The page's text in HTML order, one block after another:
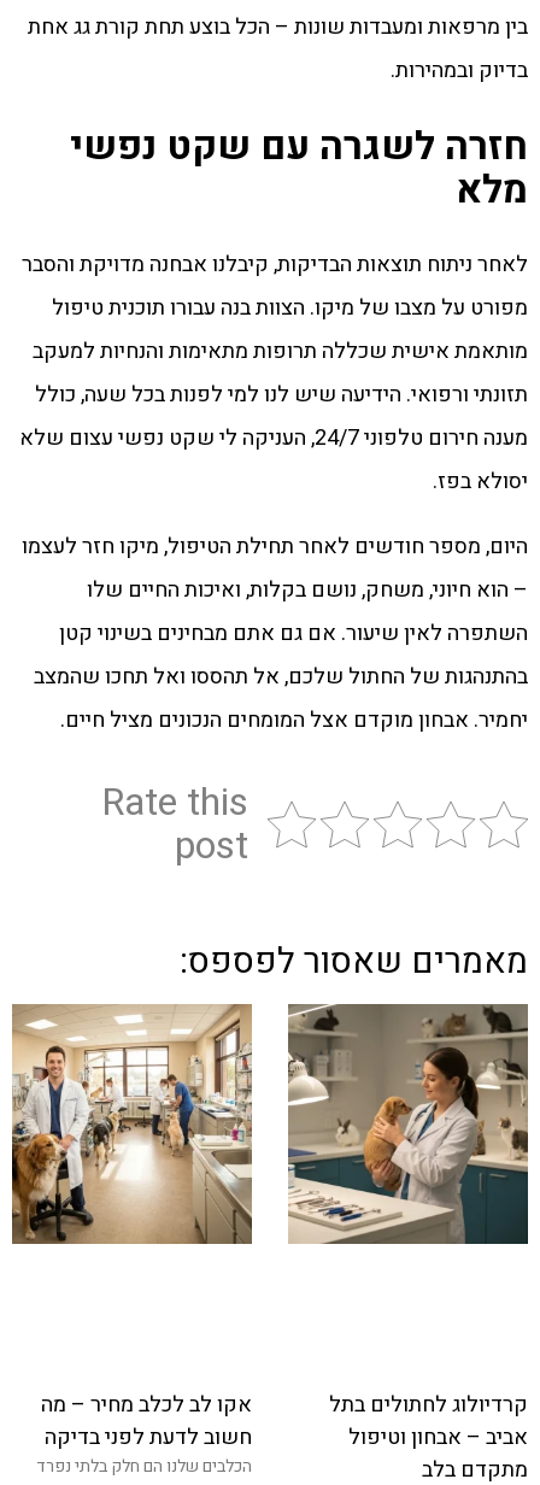
בין מרפאות ומעבדות שונות – הכל בוצע תחת קורת גג אחת
בדיוק ובמהירות.
חזרה לשגרה עם שקט נפשי
מלא
לאחר ניתוח תוצאות הבדיקות, קיבלנו אבחנה מדויקת והסבר
מפורט על מצבו של מיקו. הצוות בנה עבורו תוכנית טיפול
מותאמת אישית שכללה תרופות מתאימות והנחיות למעקב
תזונתי ורפואי. הידיעה שיש לנו למי לפנות בכל שעה, כולל
מענה חירום טלפוני 24/7, העניקה לי שקט נפשי עצום שלא
יסולא בפז.
היום, מספר חודשים לאחר תחילת הטיפול, מיקו חזר לעצמו
– הוא חיוני, משחק, נושם בקלות, ואיכות החיים שלו
השתפרה לאין שיעור. אם גם אתם מבחינים בשינוי קטן
בהתנהגות של החתול שלכם, אל תהססו ואל תחכו שהמצב
יחמיר. אבחון מוקדם אצל המומחים הנכונים מציל חיים.
Rate this
post
מאמרים שאסור לפספס:
קרדיולוג לחתולים בתל
אביב – אבחון וטיפול
מתקדם בלב
אקו לב לכלב מחיר – מה
חשוב לדעת לפני בדיקה
הכלבים שלנו הם חלק בלתי נפרד